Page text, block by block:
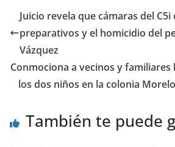
o
o
k
p
p
n
Juicio revela que cámaras del
preparativos y el homicidio del
Vázquez
Conmociona a vecinos y
los dos niños en la colonia
También te puede